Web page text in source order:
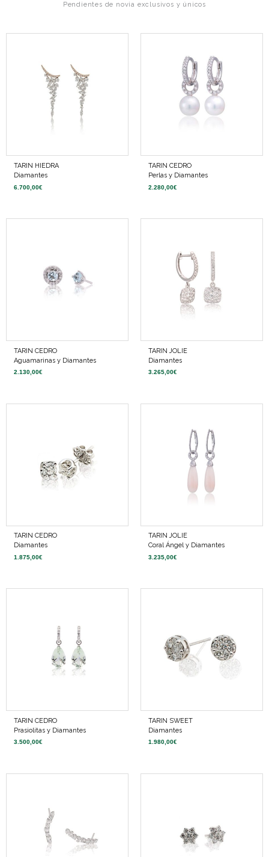
Pendientes de novia exclusivos y únicos
TARIN HIEDRA
Diamantes
6.700,00€
TARIN CEDRO
Perlas y Diamantes
2.280,00€
TARIN CEDRO
Aguamarinas y Diamantes
2.130,00€
TARIN JOLIE
Diamantes
3.265,00€
TARIN CEDRO
Diamantes
1.875,00€
TARIN JOLIE
Coral Ángel y Diamantes
3.235,00€
TARIN CEDRO
Prasiolitas y Diamantes
3.500,00€
TARIN SWEET
Diamantes
1.980,00€